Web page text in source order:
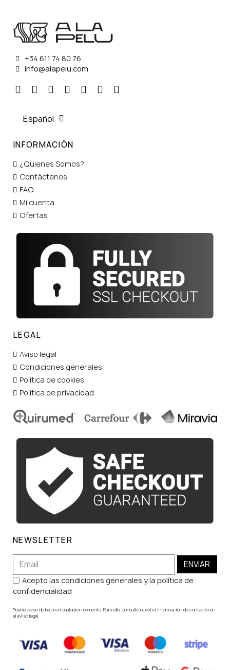
+34 611 74 80 76
info@alapelu.com
Español
INFORMACIÓN
¿Quienes Somos?
Contáctenos
FAQ
Mi cuenta
Ofertas
LEGAL
Aviso legal
Condiciones generales
Política de cookies
Política de privacidad
NEWSLETTER
ENVIAR
Acepto las condiciones generales y la política de
confidencialidad
Puede darse de baja en cualquier momento. Para ello, consulte nuestra información de contacto en
el aviso legal.